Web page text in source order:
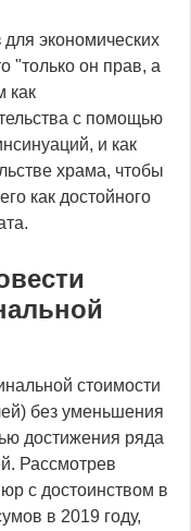
экономических
"только он прав, а
как
с помощью
и как
храма, чтобы
как достойного
стоимости
без уменьшения
достижения ряда
Рассмотрев
с достоинством в
в 2019 году,